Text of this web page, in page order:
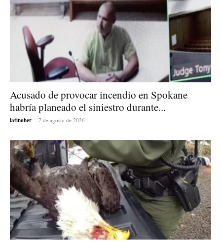
Acusado de provocar incendio en Spokane
habría planeado el siniestro durante...
latinoher - 7 de agosto de 2026